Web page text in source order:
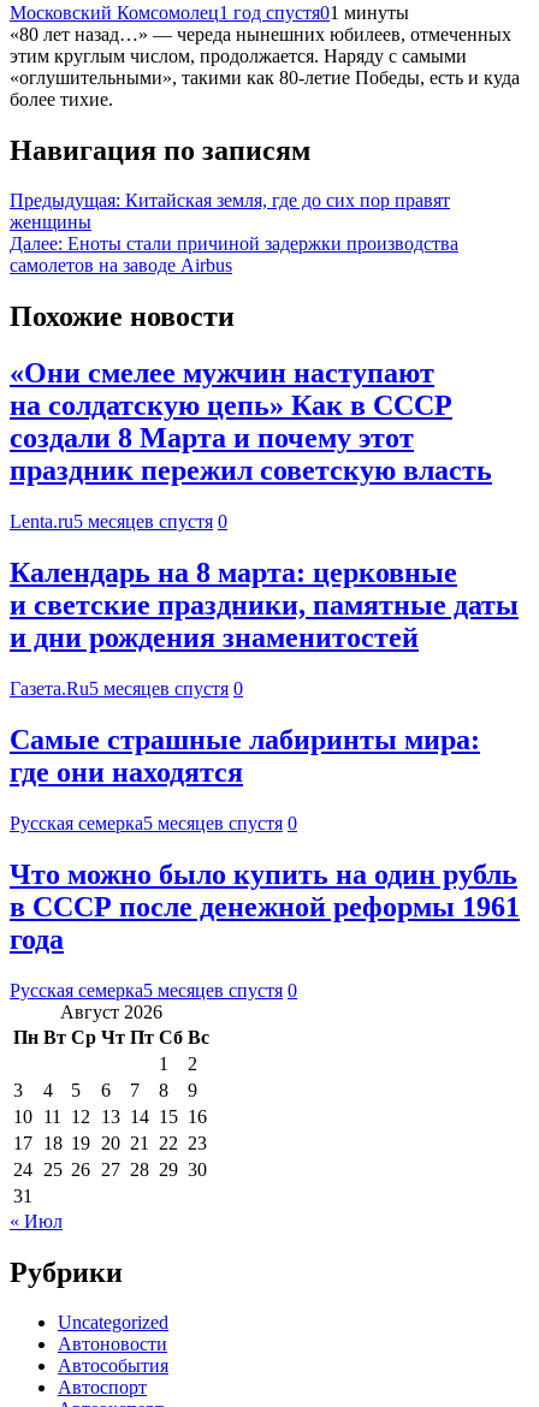
Московский Комсомолец1 год спустя01 минуты
«80 лет назад…» — череда нынешних юбилеев, отмеченных
этим круглым числом, продолжается. Наряду с самыми
«оглушительными», такими как 80-летие Победы, есть и куда
более тихие.
Навигация по записям
Предыдущая: Китайская земля, где до сих пор правят
женщины
Далее: Еноты стали причиной задержки производства
самолетов на заводе Airbus
Похожие новости
«Они смелее мужчин наступают
на солдатскую цепь» Как в СССР
создали 8 Марта и почему этот
праздник пережил советскую власть
Lenta.ru5 месяцев спустя 0
Календарь на 8 марта: церковные
и светские праздники, памятные даты
и дни рождения знаменитостей
Газета.Ru5 месяцев спустя 0
Самые страшные лабиринты мира:
где они находятся
Русская семерка5 месяцев спустя 0
Что можно было купить на один рубль
в СССР после денежной реформы 1961
года
Русская семерка5 месяцев спустя 0
Август 2026
Пн Вт Ср Чт Пт Сб Вс
1
2
3
4 5 6 7 8
9
10 11 12 13 14 15 16
17 18 19 20 21 22 23
24 25 26 27 28 29 30
31
« Июл
Рубрики
Uncategorized
Автоновости
Автособытия
Автоспорт